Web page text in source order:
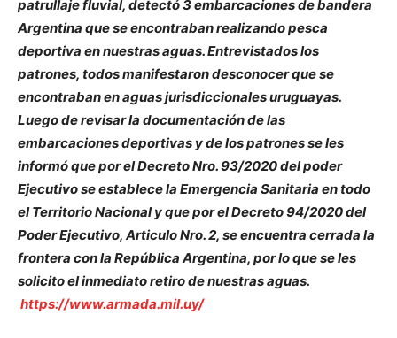
patrullaje fluvial, detectó 3 embarcaciones de bandera
Argentina que se encontraban realizando pesca
deportiva en nuestras aguas. Entrevistados los
patrones, todos manifestaron desconocer que se
encontraban en aguas jurisdiccionales uruguayas.
Luego de revisar la documentación de las
embarcaciones deportivas y de los patrones se les
informó que por el Decreto Nro. 93/2020 del poder
Ejecutivo se establece la Emergencia Sanitaria en todo
el Territorio Nacional y que por el Decreto 94/2020 del
Poder Ejecutivo, Articulo Nro. 2, se encuentra cerrada la
frontera con la República Argentina, por lo que se les
solicito el inmediato retiro de nuestras aguas.
https://www.armada.mil.uy/